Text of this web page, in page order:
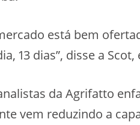
está bem
13 dias”, disse a
da Agrifatto
vem reduzindo a